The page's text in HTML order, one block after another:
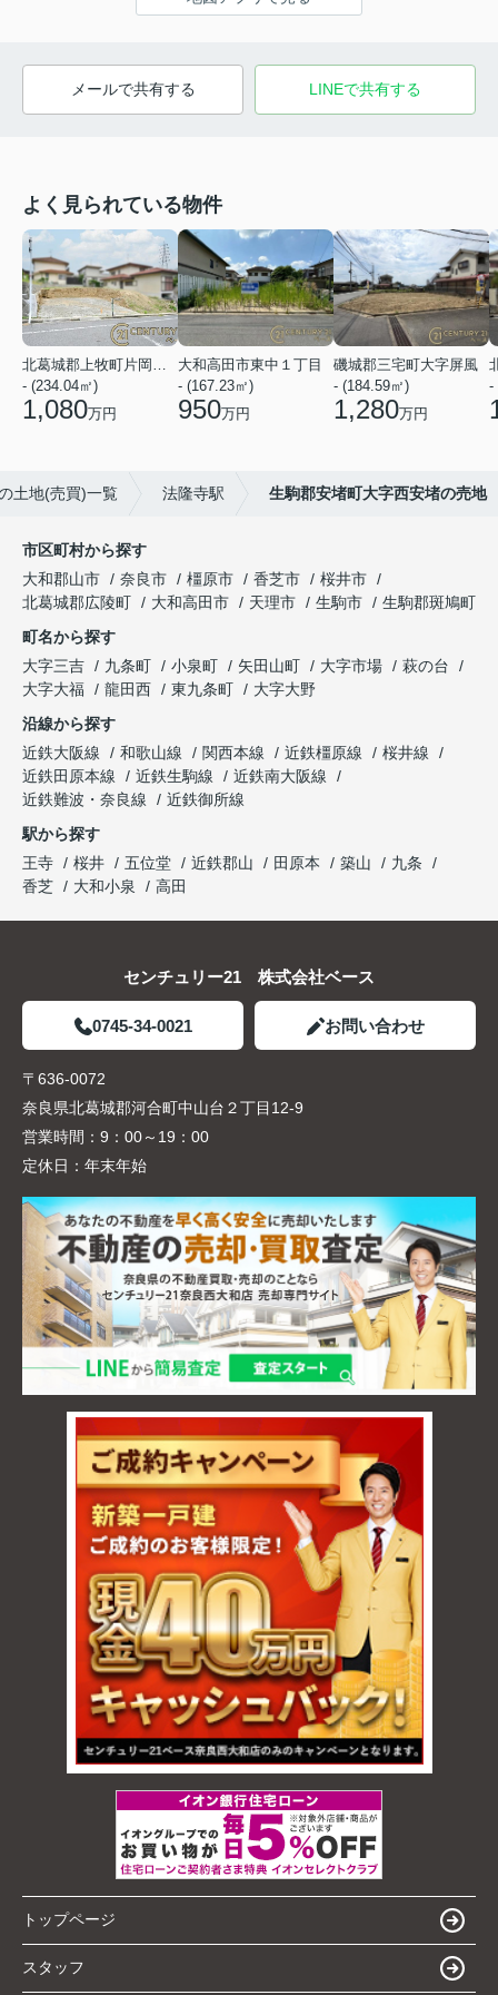
メールで共有する LINEで共有する
よく見られている物件
北葛城郡上牧町片岡台１丁目
- (234.04㎡)
1,080万円
大和高田市東中１丁目
- (167.23㎡)
950万円
磯城郡三宅町大字屏風
- (184.59㎡)
1,280万円
-
土地(売買)一覧 法隆寺駅 生駒郡安堵町大字西安堵の売地
市区町村から探す
大和郡山市
奈良市 橿原市 香芝市
桜井市
北葛城郡広陵町
大和高田市 天理市 生駒市
生駒郡斑鳩町
町名から探す
大字三吉
九条町 小泉町 矢田山町 大字市場
萩の台
大字大福
龍田西 東九条町
大字大野
沿線から探す
近鉄大阪線
和歌山線 関西本線 近鉄橿原線
桜井線
近鉄田原本線
近鉄生駒線
近鉄南大阪線
近鉄難波・奈良線
近鉄御所線
駅から探す
王寺
桜井 五位堂 近鉄郡山 田原本 築山
九条
香芝
大和小泉 高田
センチュリー21 株式会社ベース
0745-34-0021 お問い合わせ
〒636-0072
奈良県北葛城郡河合町中山台２丁目12-9
営業時間： 9：00～19：00
定休日： 年末年始
トップページ
スタッフ